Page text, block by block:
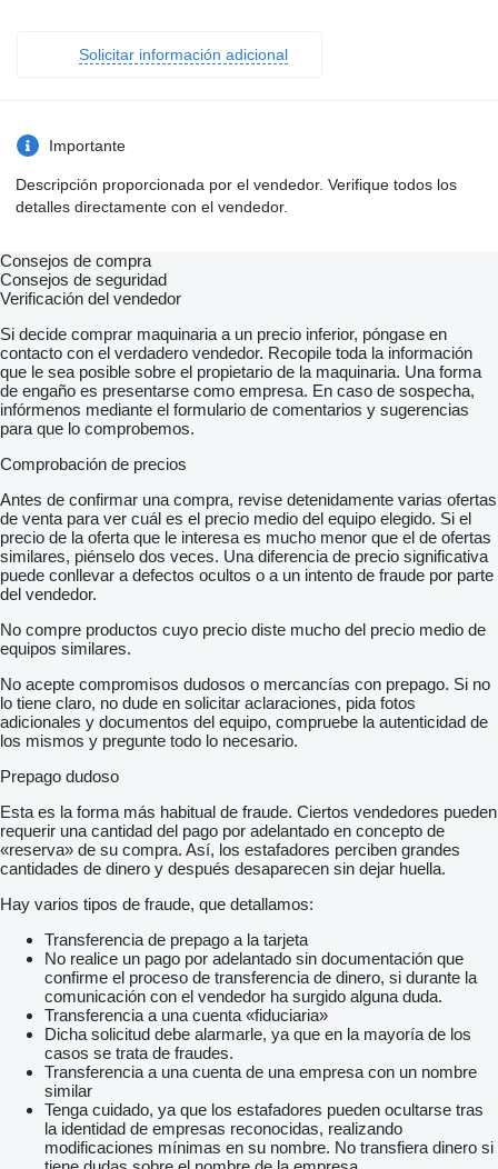
Solicitar información adicional
Importante
Descripción proporcionada por el vendedor. Verifique todos los
detalles directamente con el vendedor.
Consejos de compra
Consejos de seguridad
Verificación del vendedor
Si decide comprar maquinaria a un precio inferior, póngase en
contacto con el verdadero vendedor. Recopile toda la información
que le sea posible sobre el propietario de la maquinaria. Una forma
de engaño es presentarse como empresa. En caso de sospecha,
infórmenos mediante el formulario de comentarios y sugerencias
para que lo comprobemos.
Comprobación de precios
Antes de confirmar una compra, revise detenidamente varias ofertas
de venta para ver cuál es el precio medio del equipo elegido. Si el
precio de la oferta que le interesa es mucho menor que el de ofertas
similares, piénselo dos veces. Una diferencia de precio significativa
puede conllevar a defectos ocultos o a un intento de fraude por parte
del vendedor.
No compre productos cuyo precio diste mucho del precio medio de
equipos similares.
No acepte compromisos dudosos o mercancías con prepago. Si no
lo tiene claro, no dude en solicitar aclaraciones, pida fotos
adicionales y documentos del equipo, compruebe la autenticidad de
los mismos y pregunte todo lo necesario.
Prepago dudoso
Esta es la forma más habitual de fraude. Ciertos vendedores pueden
requerir una cantidad del pago por adelantado en concepto de
«reserva» de su compra. Así, los estafadores perciben grandes
cantidades de dinero y después desaparecen sin dejar huella.
Hay varios tipos de fraude, que detallamos:
Transferencia de prepago a la tarjeta
No realice un pago por adelantado sin documentación que
confirme el proceso de transferencia de dinero, si durante la
comunicación con el vendedor ha surgido alguna duda.
Transferencia a una cuenta «fiduciaria»
Dicha solicitud debe alarmarle, ya que en la mayoría de los
casos se trata de fraudes.
Transferencia a una cuenta de una empresa con un nombre
similar
Tenga cuidado, ya que los estafadores pueden ocultarse tras
la identidad de empresas reconocidas, realizando
modificaciones mínimas en su nombre. No transfiera dinero si